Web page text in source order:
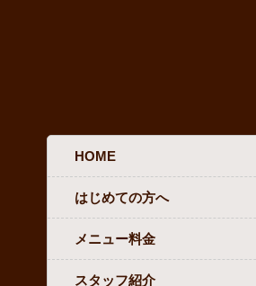
HOME
はじめての方へ
メニュー料金
スタッフ紹介